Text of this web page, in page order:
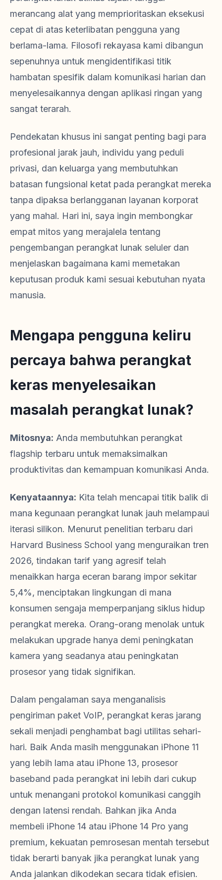
merancang alat yang memprioritaskan eksekusi
cepat di atas keterlibatan pengguna yang
berlama-lama. Filosofi rekayasa kami dibangun
sepenuhnya untuk mengidentifikasi titik
hambatan spesifik dalam komunikasi harian dan
menyelesaikannya dengan aplikasi ringan yang
sangat terarah.
Pendekatan khusus ini sangat penting bagi para
profesional jarak jauh, individu yang peduli
privasi, dan keluarga yang membutuhkan
batasan fungsional ketat pada perangkat mereka
tanpa dipaksa berlangganan layanan korporat
yang mahal. Hari ini, saya ingin membongkar
empat mitos yang merajalela tentang
pengembangan perangkat lunak seluler dan
menjelaskan bagaimana kami memetakan
keputusan produk kami sesuai kebutuhan nyata
manusia.
Mengapa pengguna keliru
percaya bahwa perangkat
keras menyelesaikan
masalah perangkat lunak?
Mitosnya: Anda membutuhkan perangkat
flagship terbaru untuk memaksimalkan
produktivitas dan kemampuan komunikasi Anda.
Kenyataannya: Kita telah mencapai titik balik di
mana kegunaan perangkat lunak jauh melampaui
iterasi silikon. Menurut penelitian terbaru dari
Harvard Business School yang menguraikan tren
2026, tindakan tarif yang agresif telah
menaikkan harga eceran barang impor sekitar
5,4%, menciptakan lingkungan di mana
konsumen sengaja memperpanjang siklus hidup
perangkat mereka. Orang-orang menolak untuk
melakukan upgrade hanya demi peningkatan
kamera yang seadanya atau peningkatan
prosesor yang tidak signifikan.
Dalam pengalaman saya menganalisis
pengiriman paket VoIP, perangkat keras jarang
sekali menjadi penghambat bagi utilitas sehari-
hari. Baik Anda masih menggunakan iPhone 11
yang lebih lama atau iPhone 13, prosesor
baseband pada perangkat ini lebih dari cukup
untuk menangani protokol komunikasi canggih
dengan latensi rendah. Bahkan jika Anda
membeli iPhone 14 atau iPhone 14 Pro yang
premium, kekuatan pemrosesan mentah tersebut
tidak berarti banyak jika perangkat lunak yang
Anda jalankan dikodekan secara tidak efisien.